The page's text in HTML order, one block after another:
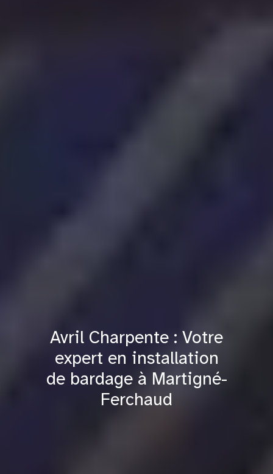
Avril Charpente : Votre
expert en installation
de bardage à Martigné-
Ferchaud